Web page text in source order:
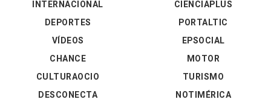
INTERNACIONAL
DEPORTES
VÍDEOS
CIENCIAPLUS
PORTALTIC
EPSOCIAL
CHANCE
CULTURAOCIO
DESCONECTA
MOTOR
TURISMO
NOTIMÉRICA